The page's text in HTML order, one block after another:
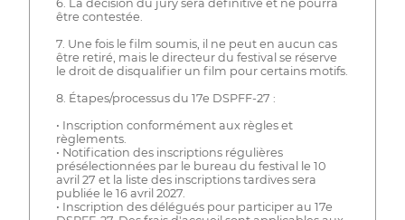
6. La décision du jury sera définitive et ne pourra
être contestée.
7. Une fois le film soumis, il ne peut en aucun cas
être retiré, mais le directeur du festival se réserve
le droit de disqualifier un film pour certains motifs.
8. Étapes/processus du 17e DSPFF-27 :
• Inscription conformément aux règles et
règlements.
• Notification des inscriptions régulières
présélectionnées par le bureau du festival le 10
avril 27 et la liste des inscriptions tardives sera
publiée le 16 avril 2027.
• Inscription des délégués pour participer au 17e